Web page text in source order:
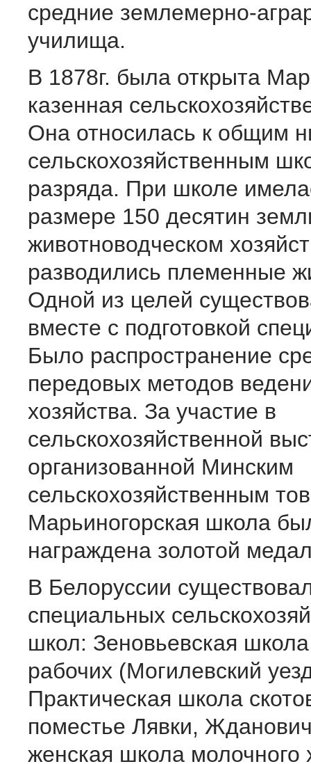
средние землемерно-
училища.
В 1878г. была открыта
казенная
Она относилась к общим
сельскохозяйственным
разряда. При школе
размере 150 десятин
животноводческом
разводились племенные
Одной из целей
вместе с подготовкой
Было распространение
передовых методов
хозяйства. За участие в
сельскохозяйственной
организованной Минским
сельскохозяйственным
Марьиногорская школа
награждена золотой
В Белоруссии
специальных
школ: Зеновьевская
рабочих (Могилевский
Практическая школа
поместье Лявки,
женская школа молочного